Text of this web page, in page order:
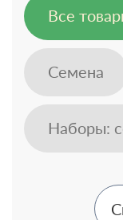
Все
Семена
Наборы: